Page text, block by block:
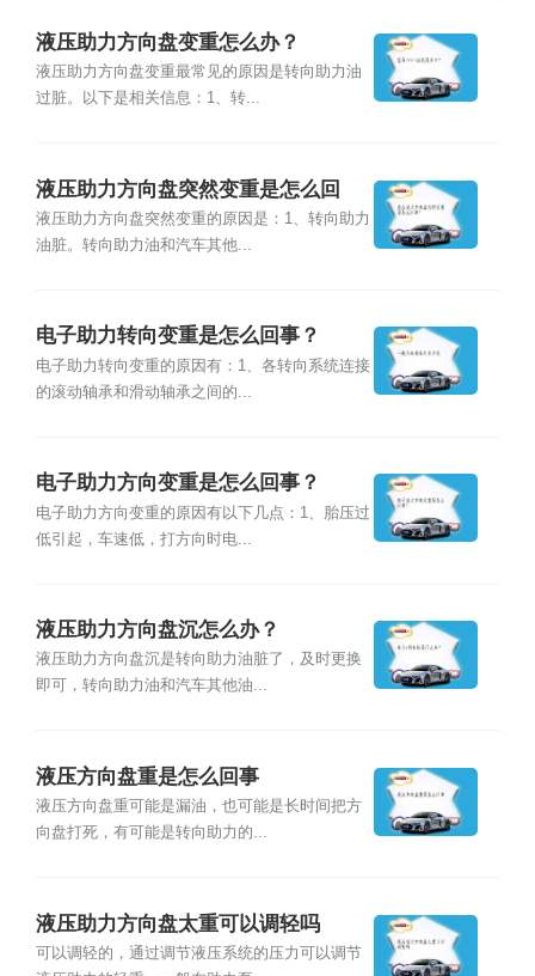
液压助力方向盘变重怎么办？
液压助力方向盘变重最常见的原因是转向助力油
过脏。以下是相关信息：1、转...
液压助力方向盘突然变重是怎么回
事？
液压助力方向盘突然变重的原因是：1、转向助力
油脏。转向助力油和汽车其他...
电子助力转向变重是怎么回事？
电子助力转向变重的原因有：1、各转向系统连接
的滚动轴承和滑动轴承之间的...
电子助力方向变重是怎么回事？
电子助力方向变重的原因有以下几点：1、胎压过
低引起，车速低，打方向时电...
液压助力方向盘沉怎么办？
液压助力方向盘沉是转向助力油脏了，及时更换
即可，转向助力油和汽车其他油...
液压方向盘重是怎么回事
液压方向盘重可能是漏油，也可能是长时间把方
向盘打死，有可能是转向助力的...
液压助力方向盘太重可以调轻吗
可以调轻的，通过调节液压系统的压力可以调节